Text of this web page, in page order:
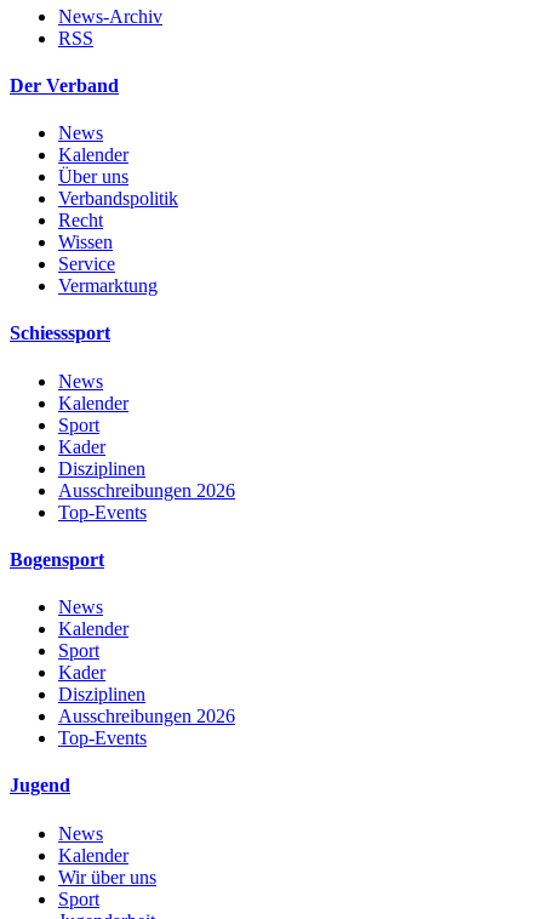
News-Archiv
RSS
Der Verband
News
Kalender
Über uns
Verbandspolitik
Recht
Wissen
Service
Vermarktung
Schiesssport
News
Kalender
Sport
Kader
Disziplinen
Ausschreibungen 2026
Top-Events
Bogensport
News
Kalender
Sport
Kader
Disziplinen
Ausschreibungen 2026
Top-Events
Jugend
News
Kalender
Wir über uns
Sport